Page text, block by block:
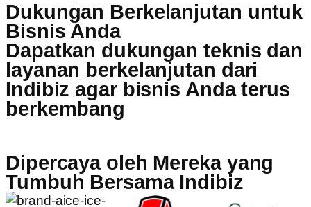
Dukungan Berkelanjutan untuk
Bisnis Anda
Dapatkan dukungan teknis dan
layanan berkelanjutan dari
Indibiz agar bisnis Anda terus
berkembang
Dipercaya oleh Mereka yang
Tumbuh Bersama Indibiz